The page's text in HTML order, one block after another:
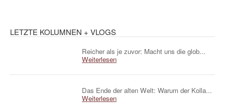
LETZTE KOLUMNEN + VLOGS
Reicher als je zuvor: Macht uns die glob...
Weiterlesen
Das Ende der alten Welt: Warum der Kolla...
Weiterlesen